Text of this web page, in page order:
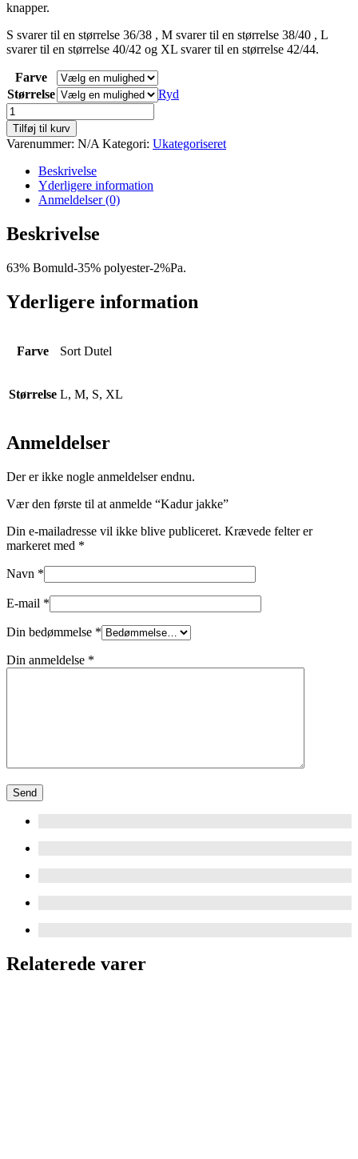
knapper.
S svarer til en størrelse 36/38 , M svarer til en størrelse 38/40 , L
svarer til en størrelse 40/42 og XL svarer til en størrelse 42/44.
Farve
Størrelse
Ryd
Kadur
jakke
antal
Tilføj til kurv
Varenummer: N/A Kategori: Ukategoriseret
Beskrivelse
Yderligere information
Anmeldelser (0)
Beskrivelse
63% Bomuld-35% polyester-2%Pa.
Yderligere information
Farve Sort Dutel
Størrelse L, M, S, XL
Anmeldelser
Der er ikke nogle anmeldelser endnu.
Vær den første til at anmelde “Kadur jakke”
Din e-mailadresse vil ikke blive publiceret. Krævede felter er
markeret med *
Navn *
E-mail *
Din bedømmelse *
Din anmeldelse *
Relaterede varer